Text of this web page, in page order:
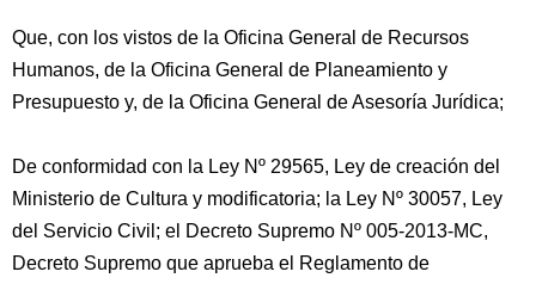
Que, con los vistos de la Oficina General de Recursos
Humanos, de la Oficina General de Planeamiento y
Presupuesto y, de la Oficina General de Asesoría Jurídica;
De conformidad con la Ley Nº 29565, Ley de creación del
Ministerio de Cultura y modificatoria; la Ley Nº 30057, Ley
del Servicio Civil; el Decreto Supremo Nº 005-2013-MC,
Decreto Supremo que aprueba el Reglamento de